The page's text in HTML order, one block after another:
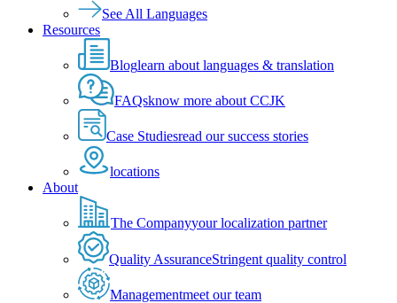
See All Languages
Resources
Bloglearn about languages & translation
FAQsknow more about CCJK
Case Studiesread our success stories
locations
About
The Companyyour localization partner
Quality AssuranceStringent quality control
Managementmeet our team